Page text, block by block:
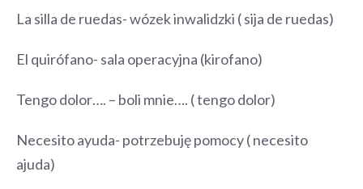
La silla de ruedas- wózek inwalidzki ( sija de ruedas)
El quirófano- sala operacyjna (kirofano)
Tengo dolor…. – boli mnie…. ( tengo dolor)
Necesito ayuda- potrzebuję pomocy ( necesito
ajuda)